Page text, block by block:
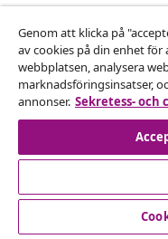
vidaXL
Upptäck mer
Genom att klicka på
av cookies på din enhet
webbplatsen, analysera
marknadsföringsinsatser,
annonser. Sekretess- och